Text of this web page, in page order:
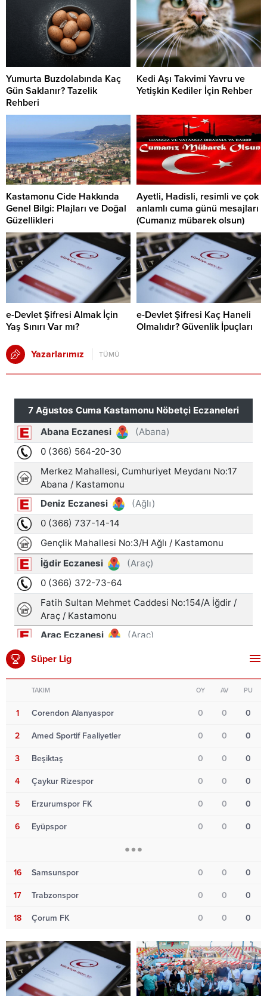
Yumurta Buzdolabında Kaç
Gün Saklanır? Tazelik
Rehberi
Kedi Aşı Takvimi Yavru ve
Yetişkin Kediler İçin Rehber
Kastamonu Cide Hakkında
Genel Bilgi: Plajları ve Doğal
Güzellikleri
Ayetli, Hadisli, resimli ve çok
anlamlı cuma günü mesajları
(Cumanız mübarek olsun)
e-Devlet Şifresi Almak İçin
Yaş Sınırı Var mı?
e-Devlet Şifresi Kaç Haneli
Olmalıdır? Güvenlik İpuçları
Yazarlarımız TÜMÜ
Süper Lig
TAKIM OY AV PU
1 Corendon Alanyaspor 0 0 0
2 Amed Sportif Faaliyetler 0 0 0
3 Beşiktaş 0 0 0
4 Çaykur Rizespor 0 0 0
5 Erzurumspor FK 0 0 0
6 Eyüpspor 0 0 0
16 Samsunspor 0 0 0
17 Trabzonspor 0 0 0
18 Çorum FK 0 0 0